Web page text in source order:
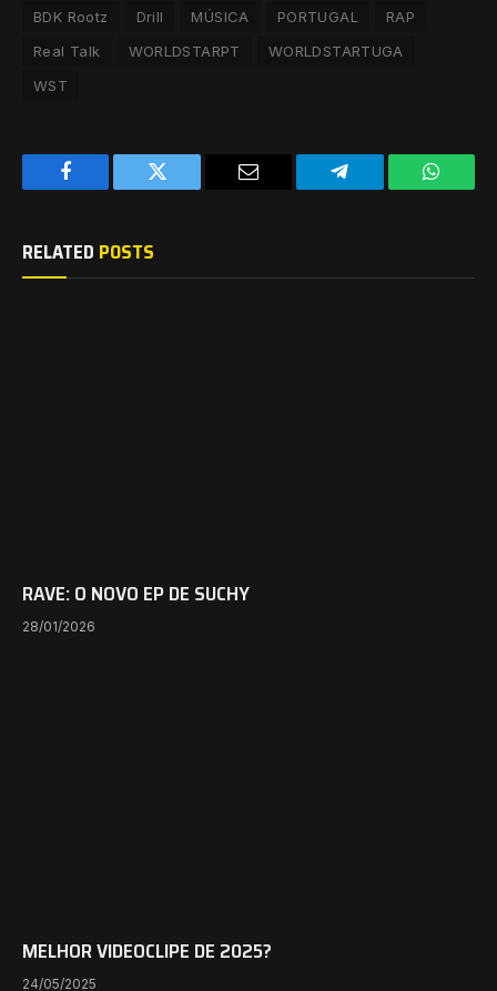
BDK Rootz Drill MÚSICA PORTUGAL
RAP
Real Talk
WORLDSTARPT
WORLDSTARTUGA
WST
Facebook Twitter Telegram
RELATED POSTS
RAVE: O NOVO EP DE SUCHY
28/01/2026
MELHOR VIDEOCLIPE DE 2025?
24/05/2025